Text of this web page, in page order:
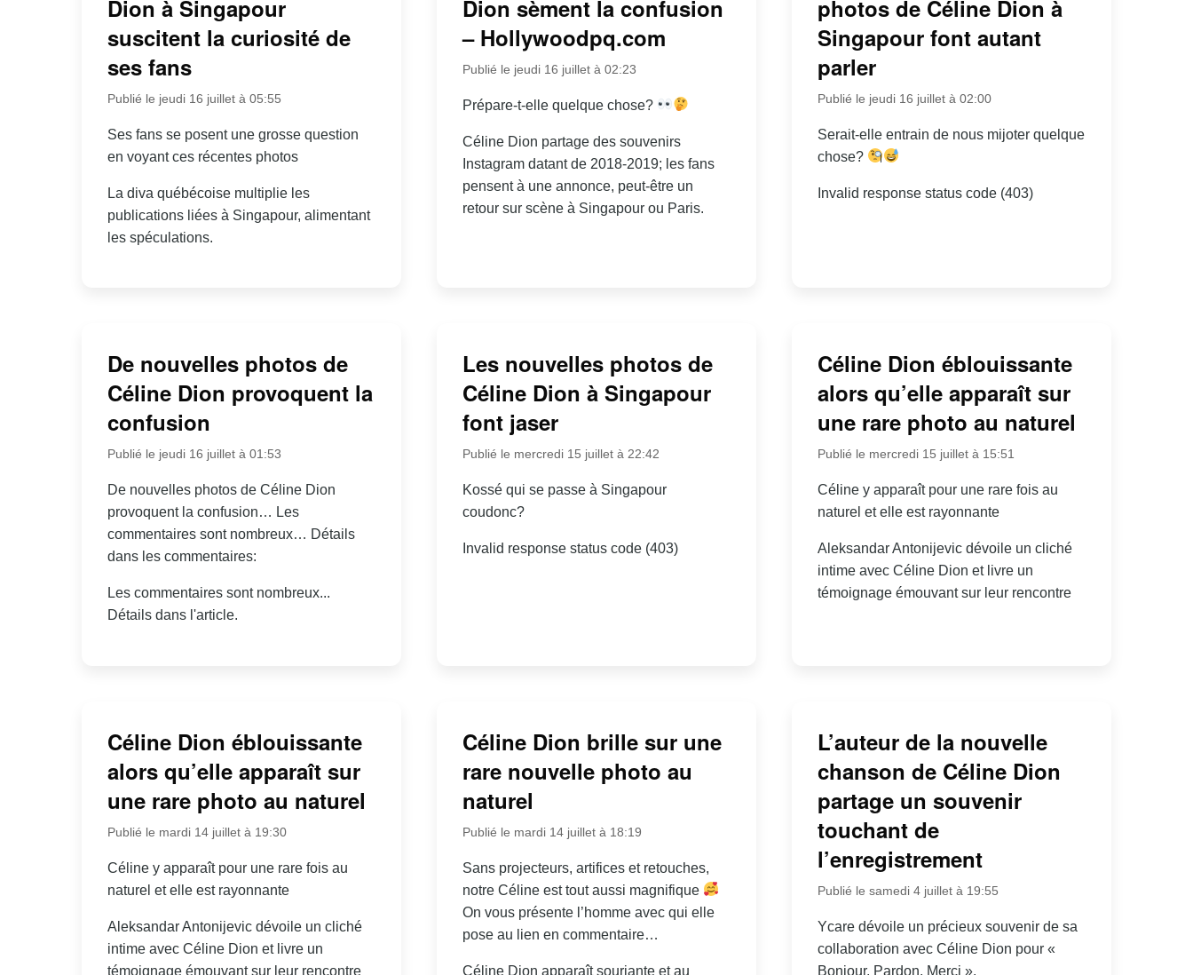
Dion à Singapour
suscitent la curiosité de
ses fans
Publié le jeudi 16 juillet à 05:55
Ses fans se posent une grosse question
en voyant ces récentes photos
La diva québécoise multiplie les
publications liées à Singapour, alimentant
les spéculations.
Dion sèment la confusion
– Hollywoodpq.com
Publié le jeudi 16 juillet à 02:23
Prépare-t-elle quelque chose?
Céline Dion partage des souvenirs
Instagram datant de 2018-2019; les fans
pensent à une annonce, peut-être un
retour sur scène à Singapour ou Paris.
photos de Céline Dion à
Singapour font autant
parler
Publié le jeudi 16 juillet à 02:00
Serait-elle entrain de nous mijoter quelque
chose?
Invalid response status code (403)
De nouvelles photos de
Céline Dion provoquent la
confusion
Publié le jeudi 16 juillet à 01:53
De nouvelles photos de Céline Dion
provoquent la confusion… Les
commentaires sont nombreux… Détails
dans les commentaires:
Les commentaires sont nombreux...
Détails dans l'article.
Les nouvelles photos de
Céline Dion à Singapour
font jaser
Publié le mercredi 15 juillet à 22:42
Kossé qui se passe à Singapour
coudonc?
Invalid response status code (403)
Céline Dion éblouissante
alors qu’elle apparaît sur
une rare photo au naturel
Publié le mercredi 15 juillet à 15:51
Céline y apparaît pour une rare fois au
naturel et elle est rayonnante
Aleksandar Antonijevic dévoile un cliché
intime avec Céline Dion et livre un
témoignage émouvant sur leur rencontre
Céline Dion éblouissante
alors qu’elle apparaît sur
une rare photo au naturel
Publié le mardi 14 juillet à 19:30
Céline y apparaît pour une rare fois au
naturel et elle est rayonnante
Aleksandar Antonijevic dévoile un cliché
intime avec Céline Dion et livre un
témoignage émouvant sur leur rencontre
Céline Dion brille sur une
rare nouvelle photo au
naturel
Publié le mardi 14 juillet à 18:19
Sans projecteurs, artifices et retouches,
notre Céline est tout aussi magnifique
On vous présente l’homme avec qui elle
pose au lien en commentaire…
Céline Dion apparaît souriante et au
L’auteur de la nouvelle
chanson de Céline Dion
partage un souvenir
touchant de
l’enregistrement
Publié le samedi 4 juillet à 19:55
Ycare dévoile un précieux souvenir de sa
collaboration avec Céline Dion pour «
Bonjour, Pardon, Merci ».